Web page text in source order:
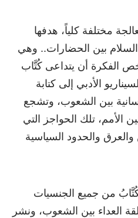
مختلفة كلياً، هدفها
السلام بين الحضارات.. وهي
الفكرة أن يتداعى كُتَّاب
الأدبي إلى كتابة
بين الشعوب، وتشجع
الأمم، تلك الحواجز التي
والعرق والحدود السياسية
من جميع الجنسيات
العداء بين الشعوب، ونشر